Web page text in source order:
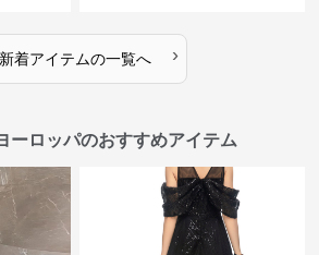
新着アイテムの一覧へ ›
ーロッパのおすすめアイテム